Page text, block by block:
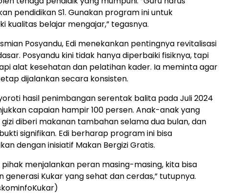
pendidikan S1. Gunakan program ini untuk
kualitas belajar mengajar,” tegasnya.
Posyandu, Edi menekankan pentingnya revitalisasi
Posyandu kini tidak hanya diperbaiki fisiknya, tapi
alat kesehatan dan pelatihan kader. Ia meminta agar
dijalankan secara konsisten.
hasil penimbangan serentak balita pada Juli 2024
capaian hampir 100 persen. Anak-anak yang
diberi makanan tambahan selama dua bulan, dan
signifikan. Edi berharap program ini bisa
dengan inisiatif Makan Bergizi Gratis.
pihak menjalankan peran masing-masing, kita bisa
generasi Kukar yang sehat dan cerdas,” tutupnya.